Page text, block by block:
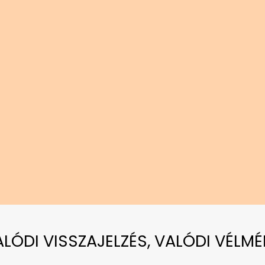
VISSZAJELZÉS, VALÓDI